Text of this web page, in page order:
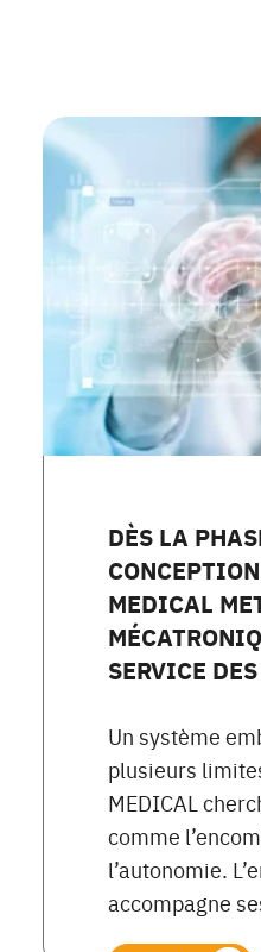
DÈS LA
MEDICAL
SERVICE
Un système
plusieurs
MEDICAL
comme
l’autonomie.
accompagne